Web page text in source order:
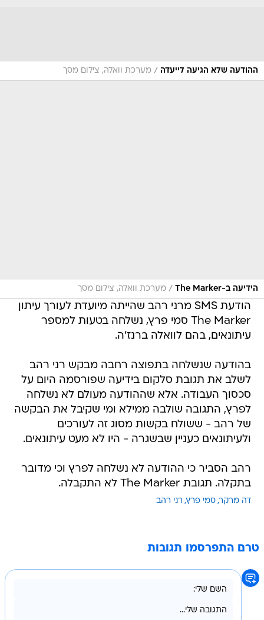
ההודעה שלא הגיעה לייעדה / מערכת וואלה, צילום מסך
הידיעה ב-The Marker / מערכת וואלה, צילום מסך
הודעת SMS מרני רהב שהייתה מיועדת לעורך עיתון
The Marker סמי פרץ, נשלחה בטעות למספר
עיתונאים, בהם לוואלה ברנז'ה.
בהודעה שנשלחה בתפוצה רחבה מבקש רני רהב
לשלב את תגובת סלקום בידיעה שפורסמה היום על
סכסוך העבודה. אלא שההודעה מעולם לא נשלחה
לפרץ, התגובה שולבה ממילא ומי שקיבל את הבקשה
של רהב - ששולח בקשות מסוג זה לעורכים
ולעיתונאים כעניין שבשגרה - היו לא מעט עיתונאים.
רהב הסביר כי ההודעה לא נשלחה לפרץ וכי מדובר
בתקלה. תגובת The Marker לא התקבלה.
דה מרקר סמי פרץ רני רהב
טרם התפרסמו תגובות